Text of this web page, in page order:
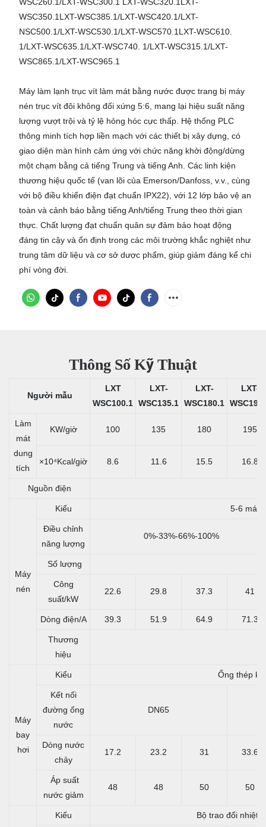
WSC350.1LXT-WSC385.1/LXT-WSC420.1/LXT-
NSC500.1/LXT-WSC530.1/LXT-WSC570.1LXT-WSC610.
1/LXT-WSC635.1/LXT-WSC740. 1/LXT-WSC315.1/LXT-
WSC865.1/LXT-WSC965.1
Máy làm lạnh trục vít làm mát bằng nước được trang bị máy
nén trục vít đôi không đối xứng 5:6, mang lại hiệu suất năng
lượng vượt trội và tỷ lệ hỏng hóc cực thấp. Hệ thống PLC
thông minh tích hợp liền mạch với các thiết bị xây dựng, có
giao diện màn hình cảm ứng với chức năng khởi động/dừng
một chạm bằng cả tiếng Trung và tiếng Anh. Các linh kiện
thương hiệu quốc tế (van lõi của Emerson/Danfoss, v.v., cùng
với bộ điều khiển điện đạt chuẩn IPX22), với 12 lớp bảo vệ an
toàn và cảnh báo bằng tiếng Anh/tiếng Trung theo thời gian
thực. Chất lượng đạt chuẩn quân sự đảm bảo hoạt động
đáng tin cậy và ổn định trong các môi trường khắc nghiệt như
trung tâm dữ liệu và cơ sở dược phẩm, giúp giảm đáng kể chi
phí vòng đời.
Thông Số Kỹ Thuật
Người mẫu
LXT
WSC100.1
LXT-
WSC135.1
LXT-
WSC180.1
LXT-
Làm
mát
dung
tích
KW/giờ 100 135 180 195
×10⁴Kcal/giờ 8.6 11.6 15.5 16.8
Nguồn điện
Máy
nén
Kiểu 5-6 máy
Điều chỉnh
năng lượng
0%-33%-66%-100%
Số lượng
Công
suất/kW
22.6 29.8 37.3 41
Dòng điện/A 39.3 51.9 64.9 71.3
Thương
hiệu
Máy
bay
hơi
Kiểu Ống thép
Kết nối
đường ống
nước
DN65
Dòng nước
chảy
17.2 23.2 31 33.6
Áp suất
nước giảm
48 48 50 50
Kiểu Bộ trao đổi nhiệt